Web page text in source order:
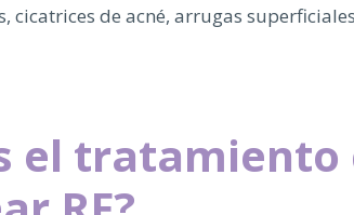
cicatrices de acné, arrugas
el tratamiento